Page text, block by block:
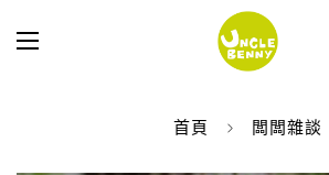
首頁 闆闆雜談